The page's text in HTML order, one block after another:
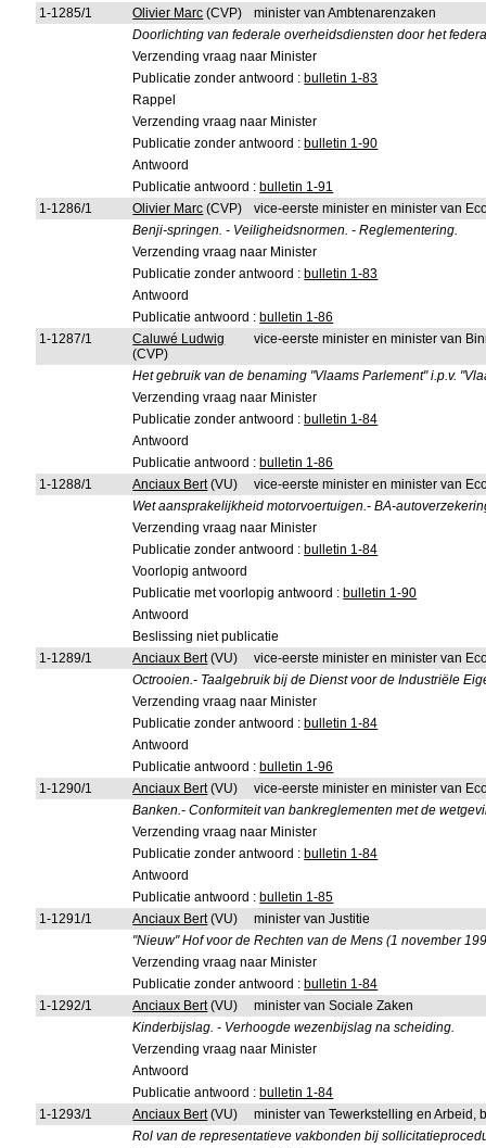
1-1285/1
Olivier Marc (CVP)
minister van Ambtenarenzaken
Doorlichting van federale overheidsdiensten door het
Verzending vraag naar Minister
Publicatie zonder antwoord : bulletin 1-83
Rappel
Verzending vraag naar Minister
Publicatie zonder antwoord : bulletin 1-90
Antwoord
Publicatie antwoord : bulletin 1-91
1-1286/1
Olivier Marc (CVP)
vice-eerste minister en minister van
Benji-springen. - Veiligheidsnormen. - Reglementering.
Verzending vraag naar Minister
Publicatie zonder antwoord : bulletin 1-83
Antwoord
Publicatie antwoord : bulletin 1-86
1-1287/1
Caluwé Ludwig
(CVP)
vice-eerste minister en minister van
Het gebruik van de benaming "Vlaams Parlement" i.p.v.
Verzending vraag naar Minister
Publicatie zonder antwoord : bulletin 1-84
Antwoord
Publicatie antwoord : bulletin 1-86
1-1288/1
Anciaux Bert(VU)
vice-eerste minister en minister van
Wet aansprakelijkheid motorvoertuigen.- BA-
Verzending vraag naar Minister
Publicatie zonder antwoord : bulletin 1-84
Voorlopig antwoord
Publicatie met voorlopig antwoord : bulletin 1-90
Antwoord
Beslissing niet publicatie
1-1289/1
Anciaux Bert(VU)
vice-eerste minister en minister van
Octrooien.- Taalgebruik bij de Dienst voor de Industriële
Verzending vraag naar Minister
Publicatie zonder antwoord : bulletin 1-84
Antwoord
Publicatie antwoord : bulletin 1-96
1-1290/1
Anciaux Bert(VU)
vice-eerste minister en minister van
Banken.- Conformiteit van bankreglementen met de
Verzending vraag naar Minister
Publicatie zonder antwoord : bulletin 1-84
Antwoord
Publicatie antwoord : bulletin 1-85
1-1291/1
Anciaux Bert(VU)
minister van Justitie
"Nieuw" Hof voor de Rechten van de Mens (1 november
Verzending vraag naar Minister
Publicatie zonder antwoord : bulletin 1-84
1-1292/1
Anciaux Bert(VU)
minister van Sociale Zaken
Kinderbijslag. - Verhoogde wezenbijslag na scheiding.
Verzending vraag naar Minister
Antwoord
Publicatie antwoord : bulletin 1-84
1-1293/1
Anciaux Bert(VU)
minister van Tewerkstelling en Arbeid,
Rol van de representatieve vakbonden bij